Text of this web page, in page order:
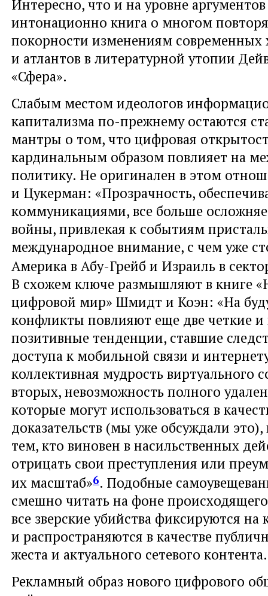
Интересно, что и на уровне
интонационно книга о многом
покорности изменениям современных
и атлантов в литературной утопии
«Сфера».
Слабым местом идеологов
капитализма по-прежнему остаются
мантры о том, что цифровая
кардинальным образом повлияет на
политику. Не оригинален в этом
и Цукерман: «Прозрачность,
коммуникациями, все больше
войны, привлекая к событиям
международное внимание, с чем уже
Америка в Абу-Грейб и Израиль в
В схожем ключе размышляют в книге
цифровой мир» Шмидт и Коэн: «На
конфликты повлияют еще две четкие
позитивные тенденции, ставшие
доступа к мобильной связи и
коллективная мудрость виртуального
вторых, невозможность полного
которые могут использоваться в
доказательств (мы уже обсуждали это),
тем, кто виновен в насильственных
отрицать свои преступления или
их масштаб»6. Подобные
смешно читать на фоне
все зверские убийства фиксируются на
и распространяются в качестве
жеста и актуального сетевого контента.
Рекламный образ нового цифрового